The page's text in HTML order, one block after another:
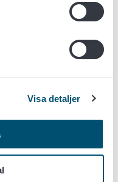
Visa detaljer
och andra
e-post i Turvaviesti.